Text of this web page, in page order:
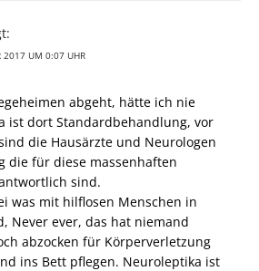
2017 UM 0:07 UHR
abgeht, hätte ich nie
ist dort Standardbehandlung, vor
die Hausärzte und Neurologen
die für diese massenhaften
sind.
was mit hilflosen Menschen in
Never ever, das hat niemand
abzocken für Körperverletzung
ins Bett pflegen. Neuroleptika ist